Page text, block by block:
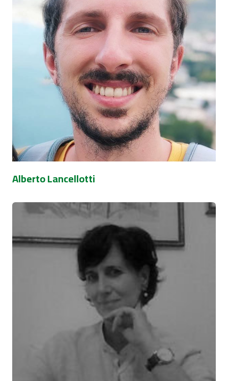
Alberto Lancellotti